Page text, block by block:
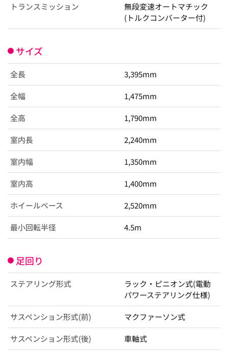
トランスミッション
無段変速オートマチック
(トルクコンバーター付)
サイズ
全長 3,395mm
全幅 1,475mm
全高 1,790mm
室内長 2,240mm
室内幅 1,350mm
室内高 1,400mm
ホイールベース 2,520mm
最小回転半径 4.5m
足回り
ステアリング形式
ラック・ピニオン式(電動
パワーステアリング仕様)
サスペンション形式(前) マクファーソン式
サスペンション形式(後) 車軸式